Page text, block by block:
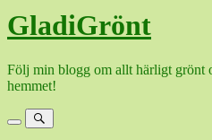
GladiGrönt
Följ min blogg om allt härligt grönt
hemmet!
MenySök